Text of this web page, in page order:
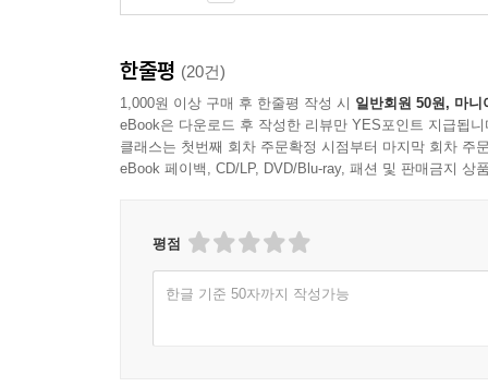
생활”이기에 “고향은 아주 중요한 창작의 원천”
■ 이 책에 쏟아진 찬사들
보편적인 인간 조건에 대한 신랄하고 설득력 있
『붉은 수수밭』은 작가 모옌의 세계관을 드
‘후쿠오카문화상’ 시상 사유
한줄평 (20건)
1,000원 이상 구매 후 한줄평 작성 시 일반회원 50원, 마니
eBook은 다운로드 후 작성한 리뷰만 YES포인트 지급됩니
클래스는 첫번째 회차 주문확정 시점부터 마지막 회차 주
eBook 페이백, CD/LP, DVD/Blu-ray, 패션 및 판매금지 상
평점
한글 기준 50자까지 작성가능